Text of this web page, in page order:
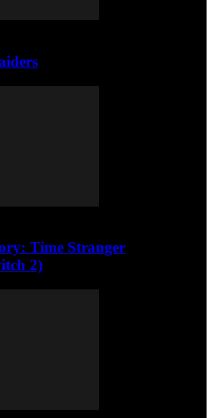
Time Stranger
2)